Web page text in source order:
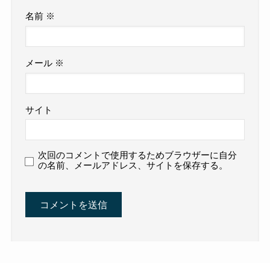
名前 ※
メール ※
サイト
次回のコメントで使用するためブラウザーに自分
の名前、メールアドレス、サイトを保存する。